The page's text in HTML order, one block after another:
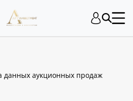
данных аукционных продаж